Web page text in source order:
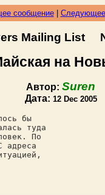
сообщение|
Mailing List
на
Автор: Suren
Дата: 12 Dec 2005
бы
туда
По
адреса